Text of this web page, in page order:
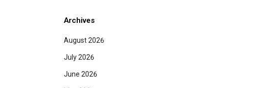
Archives
August 2026
July 2026
June 2026